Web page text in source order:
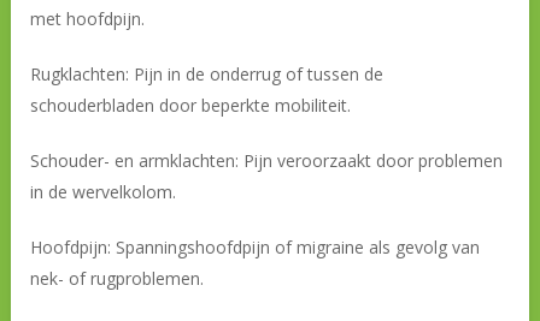
met hoofdpijn.
Rugklachten: Pijn in de onderrug of tussen de
schouderbladen door beperkte mobiliteit.
Schouder- en armklachten: Pijn veroorzaakt door problemen
in de wervelkolom.
Hoofdpijn: Spanningshoofdpijn of migraine als gevolg van
nek- of rugproblemen.